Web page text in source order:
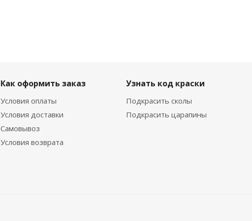
Как оформить заказ
Условия оплаты
Условия доставки
Самовывоз
Условия возврата
Узнать код краски
Подкрасить сколы
Подкрасить царапины